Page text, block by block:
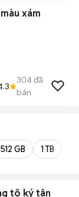
xám
304đã
bán
512 GB 1 TB
tô ký tân